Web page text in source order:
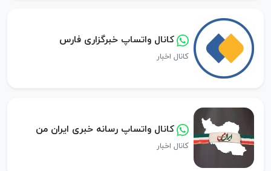
کانال واتساپ خبرگزاری فارس
کانال اخبار
کانال واتساپ رسانه خبری ایران من
کانال اخبار